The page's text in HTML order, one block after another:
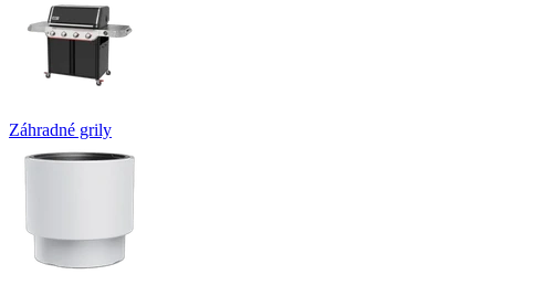
Záhradné grily